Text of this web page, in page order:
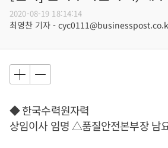
2020-08-19 18:14:14
최영찬 기자 -
◆ 한국수력원자력
상임이사 임명 △품질안전본부장 남